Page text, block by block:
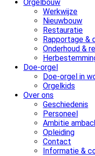
Orgelbouw
Werkwijze
Nieuwbouw
Restauratie
Rapportage &
Onderhoud &
Doe-orgel
Doe-orgel in
Orgelkids
Over ons
Geschiedenis
Personeel
Ambitie
Opleiding
Contact
Informatie &